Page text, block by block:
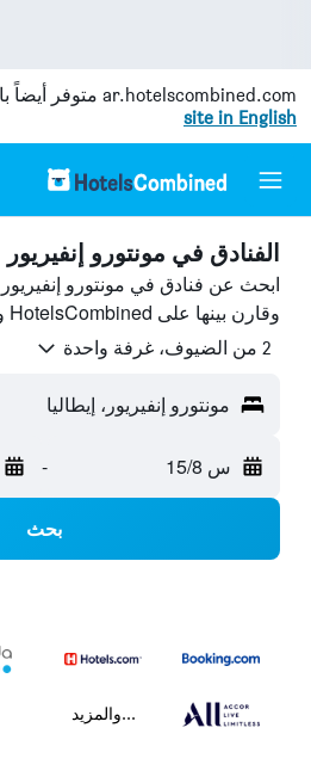
ar.hotelscombined.com متوفر أيضاً
site in English
الفنادق في مونتورو إنفيريور
ابحث عن فنادق في مونتورو
وقارن بينها على HotelsCombined ووفّر.
2 من الضيوف، غرفة واحدة
مونتورو إنفيريور، إيطاليا
س 15/8 -
بحث
...والمزيد